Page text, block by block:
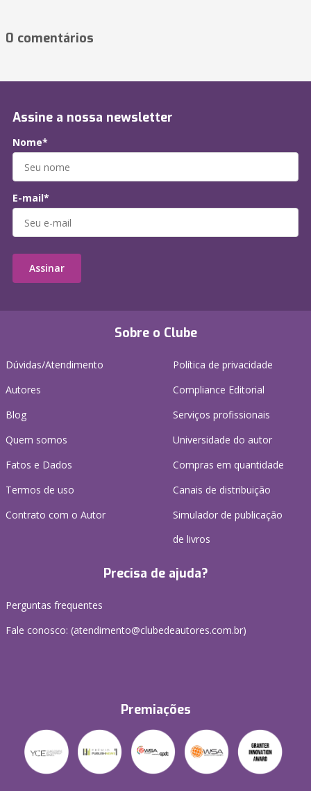
0 comentários
Sobre o Clube
Dúvidas/Atendimento
Autores
Blog
Quem somos
Fatos e Dados
Termos de uso
Contrato com o Autor
Política de privacidade
Compliance Editorial
Serviços profissionais
Universidade do autor
Compras em quantidade
Canais de distribuição
Simulador de publicação
de livros
Precisa de ajuda?
Perguntas frequentes
Fale conosco: (atendimento@clubedeautores.com.br)
Premiações
Assine a nossa newsletter
Nome*
E-mail*
Assinar